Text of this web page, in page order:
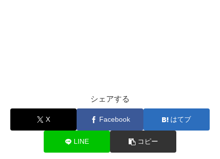
シェアする
X Facebook はてブ
LINE コピー